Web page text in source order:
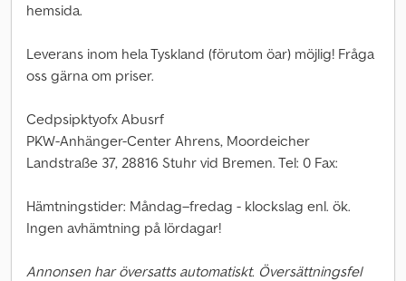
hemsida.
Leverans inom hela Tyskland (förutom öar) möjlig! Fråga
oss gärna om priser.
Cedpsipktyofx Abusrf
PKW-Anhänger-Center Ahrens, Moordeicher
Landstraße 37, 28816 Stuhr vid Bremen. Tel: 0 Fax:
Hämtningstider: Måndag–fredag - klockslag enl. ök.
Ingen avhämtning på lördagar!
Annonsen har översatts automatiskt. Översättningsfel